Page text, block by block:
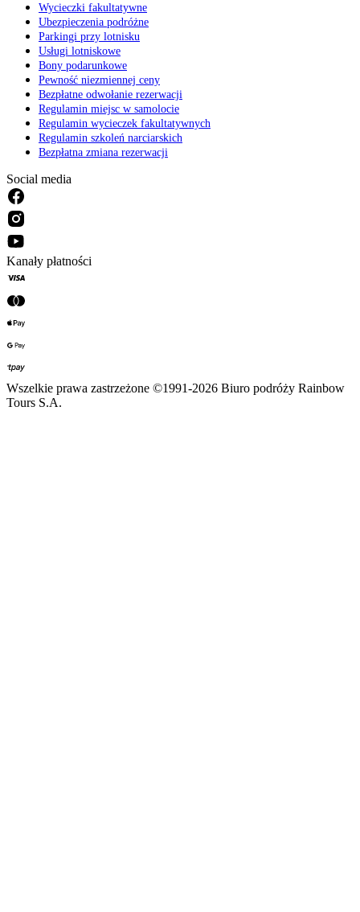
Wycieczki fakultatywne
Ubezpieczenia podróżne
Parkingi przy lotnisku
Usługi lotniskowe
Bony podarunkowe
Pewność niezmiennej ceny
Bezpłatne odwołanie rezerwacji
Regulamin miejsc w samolocie
Regulamin wycieczek fakultatywnych
Regulamin szkoleń narciarskich
Bezpłatna zmiana rezerwacji
Social media
Kanały płatności
Wszelkie prawa zastrzeżone ©1991-2026 Biuro podróży Rainbow
Tours S.A.